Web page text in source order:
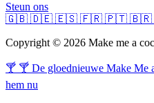
Steun ons
🇬🇧 🇩🇪 🇪🇸 🇫🇷 🇵🇹 🇧🇷
Copyright © 2026 Make me a
🍸 🍸 De gloednieuwe Make
hem nu